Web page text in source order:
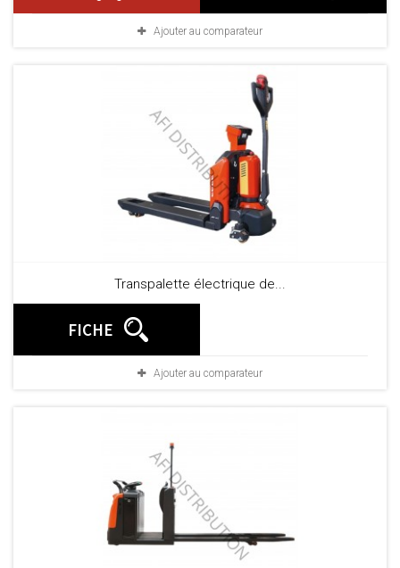
Ajouter au comparateur
Transpalette électrique de...
FICHE
Ajouter au comparateur